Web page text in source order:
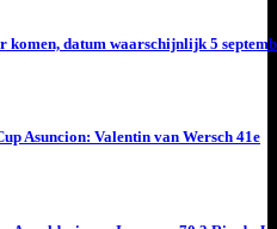
datum waarschijnlijk 5
Asuncion: Valentin van Wersch 41e